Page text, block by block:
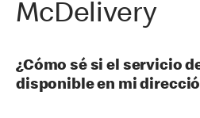
McDelivery
¿Cómo sé si el servicio
disponible en mi